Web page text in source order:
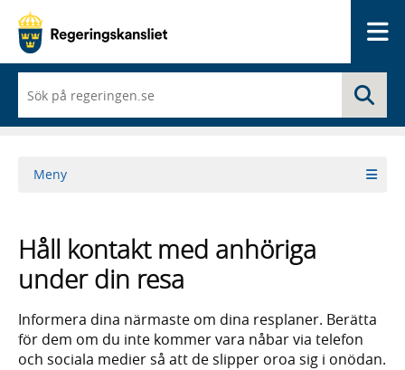
du
börjar
skriva
framträder
sökförslag
Meny
Håll kontakt med anhöriga
under din resa
Informera dina närmaste om dina resplaner. Berätta
för dem om du inte kommer vara nåbar via telefon
och sociala medier så att de slipper oroa sig i onödan.